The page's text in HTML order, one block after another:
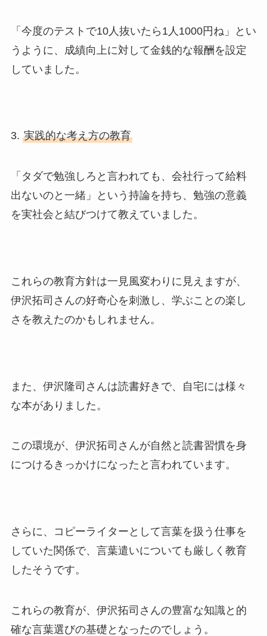
「今度のテストで10人抜いたら1人1000円ね」とい
うように、成績向上に対して金銭的な報酬を設定
していました。
3. 実践的な考え方の教育
「タダで勉強しろと言われても、会社行って給料
出ないのと一緒」という持論を持ち、勉強の意義
を実社会と結びつけて教えていました。
これらの教育方針は一見風変わりに見えますが、
伊沢拓司さんの好奇心を刺激し、学ぶことの楽し
さを教えたのかもしれません。
また、伊沢隆司さんは読書好きで、自宅には様々
な本がありました。
この環境が、伊沢拓司さんが自然と読書習慣を身
につけるきっかけになったと言われています。
さらに、コピーライターとして言葉を扱う仕事を
していた関係で、言葉遣いについても厳しく教育
したそうです。
これらの教育が、伊沢拓司さんの豊富な知識と的
確な言葉選びの基礎となったのでしょう。